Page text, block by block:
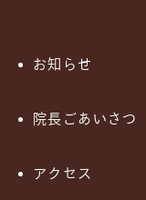
お知らせ
院長ごあいさつ
アクセス